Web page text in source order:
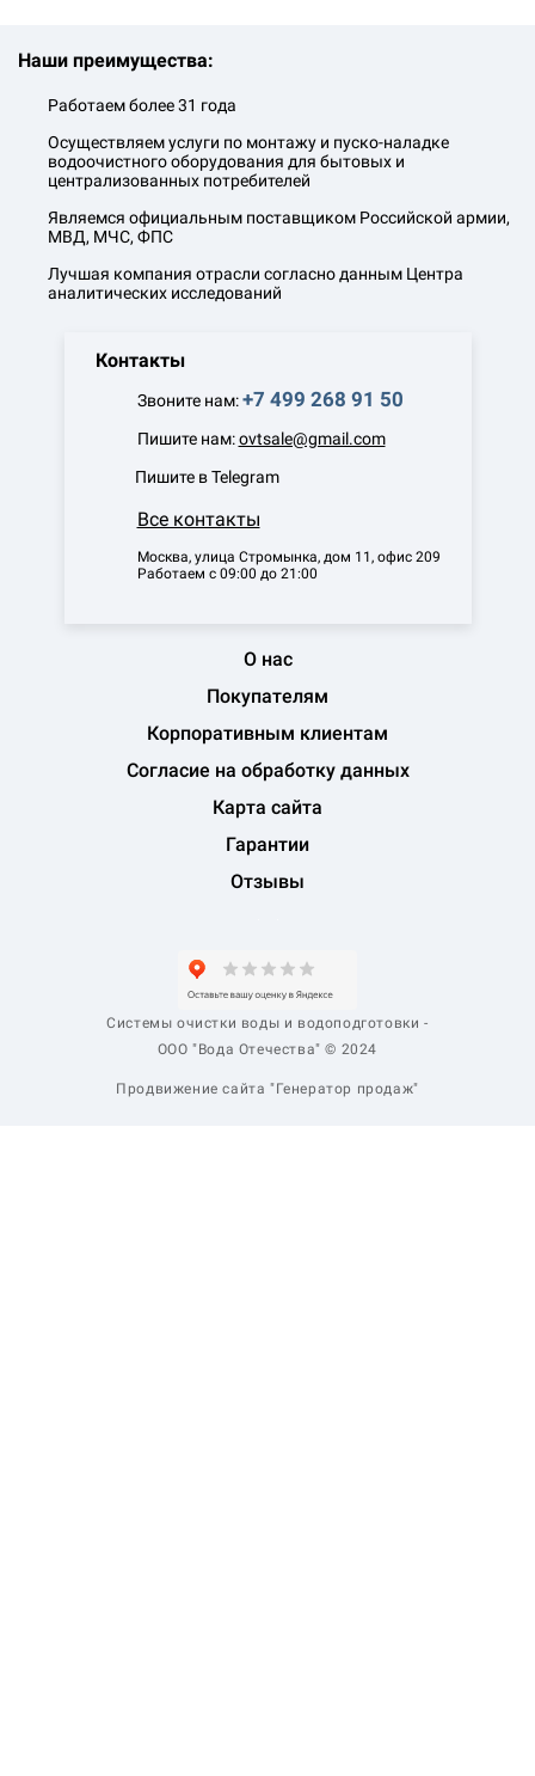
О нас
Покупателям
Корпоративным клиентам
Согласие на обработку данных
Карта сайта
Гарантии
Отзывы
Наши преимущества:
Работаем более 31 года
Осуществляем услуги по монтажу и пуско-наладке
водоочистного оборудования для бытовых и
централизованных потребителей
Являемся официальным поставщиком Российской армии,
МВД, МЧС, ФПС
Лучшая компания отрасли согласно данным Центра
аналитических исследований
Контакты
Звоните нам:+7 499 268 91 50
Пишите нам:ovtsale@gmail.com
Пишите в Telegram
Все контакты
Москва, улица Стромынка, дом 11, офис 209
Работаем с 09:00 до 21:00
Системы очистки воды и водоподготовки -
ООО "Вода Отечества" © 2024
Продвижение сайта "Генератор продаж"